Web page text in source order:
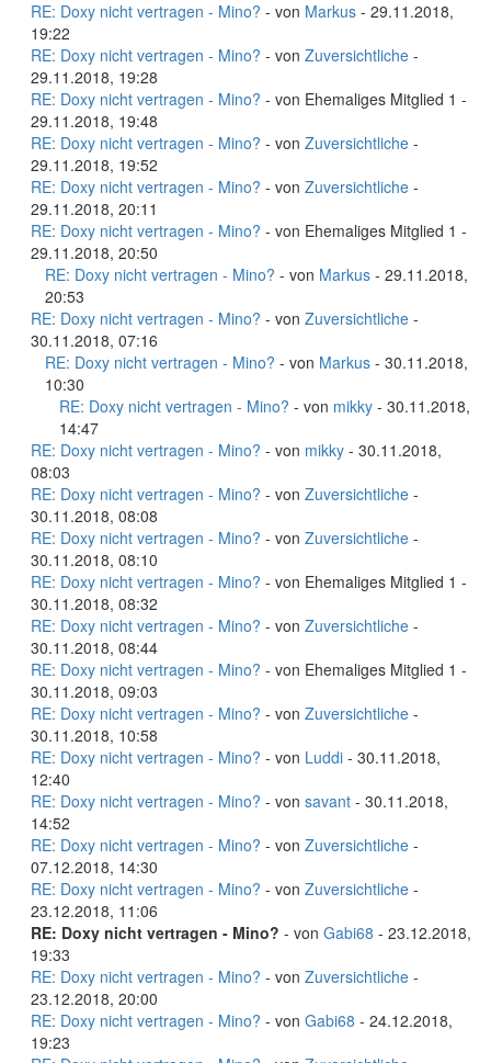
RE: Doxy nicht vertragen - Mino? - von Markus - 29.11.2018,
19:22
RE: Doxy nicht vertragen - Mino? - von Zuversichtliche -
29.11.2018, 19:28
RE: Doxy nicht vertragen - Mino? - von Ehemaliges Mitglied 1 -
29.11.2018, 19:48
RE: Doxy nicht vertragen - Mino? - von Zuversichtliche -
29.11.2018, 19:52
RE: Doxy nicht vertragen - Mino? - von Zuversichtliche -
29.11.2018, 20:11
RE: Doxy nicht vertragen - Mino? - von Ehemaliges Mitglied 1 -
29.11.2018, 20:50
RE: Doxy nicht vertragen - Mino? - von Markus - 29.11.2018,
20:53
RE: Doxy nicht vertragen - Mino? - von Zuversichtliche -
30.11.2018, 07:16
RE: Doxy nicht vertragen - Mino? - von Markus - 30.11.2018,
10:30
RE: Doxy nicht vertragen - Mino? - von mikky - 30.11.2018,
14:47
RE: Doxy nicht vertragen - Mino? - von mikky - 30.11.2018,
08:03
RE: Doxy nicht vertragen - Mino? - von Zuversichtliche -
30.11.2018, 08:08
RE: Doxy nicht vertragen - Mino? - von Zuversichtliche -
30.11.2018, 08:10
RE: Doxy nicht vertragen - Mino? - von Ehemaliges Mitglied 1 -
30.11.2018, 08:32
RE: Doxy nicht vertragen - Mino? - von Zuversichtliche -
30.11.2018, 08:44
RE: Doxy nicht vertragen - Mino? - von Ehemaliges Mitglied 1 -
30.11.2018, 09:03
RE: Doxy nicht vertragen - Mino? - von Zuversichtliche -
30.11.2018, 10:58
RE: Doxy nicht vertragen - Mino? - von Luddi - 30.11.2018,
12:40
RE: Doxy nicht vertragen - Mino? - von savant - 30.11.2018,
14:52
RE: Doxy nicht vertragen - Mino? - von Zuversichtliche -
07.12.2018, 14:30
RE: Doxy nicht vertragen - Mino? - von Zuversichtliche -
23.12.2018, 11:06
RE: Doxy nicht vertragen - Mino? - von Gabi68 - 23.12.2018,
19:33
RE: Doxy nicht vertragen - Mino? - von Zuversichtliche -
23.12.2018, 20:00
RE: Doxy nicht vertragen - Mino? - von Gabi68 - 24.12.2018,
19:23